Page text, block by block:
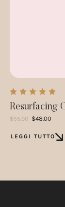
Resurfacing
$55.00 $48.00
LEGGI TUTTO